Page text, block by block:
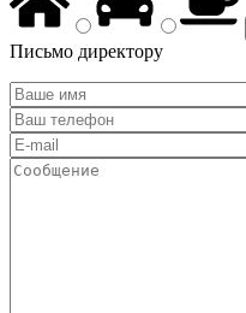
Письмо директору